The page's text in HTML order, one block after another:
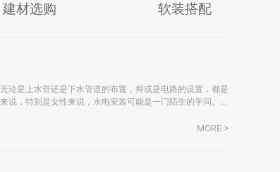
建材选购 软装搭配
论是上水管还是下水管道的布置，抑或是电路的设置，都是
说，特别是女性来说，水电安装可能是一门陌生的学问。以
MORE >